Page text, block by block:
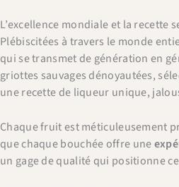
L’excellence mondiale et la recette
Plébiscitées à travers le monde
qui se transmet de génération en
griottes sauvages dénoyautées,
une recette de liqueur unique,
Chaque fruit est méticuleusement
que chaque bouchée offre une
un gage de qualité qui positionne